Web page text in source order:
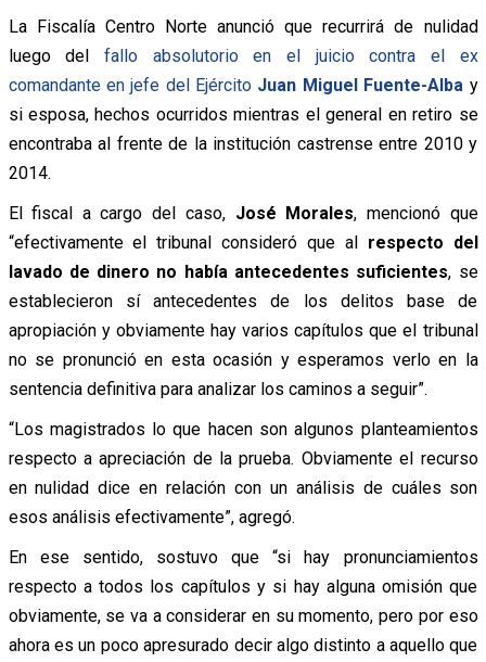
La Fiscalía Centro Norte anunció que recurrirá de nulidad
luego del fallo absolutorio en el juicio contra el ex
comandante en jefe del Ejército Juan Miguel Fuente-Alba y
si esposa, hechos ocurridos mientras el general en retiro se
encontraba al frente de la institución castrense entre 2010 y
2014.
El fiscal a cargo del caso, José Morales, mencionó que
“efectivamente el tribunal consideró que alrespecto del
lavado de dinero no había antecedentes suficientes, se
establecieron sí antecedentes de los delitos base de
apropiación y obviamente hay varios capítulos que el tribunal
no se pronunció en esta ocasión y esperamos verlo en la
sentencia definitiva para analizar los caminos a seguir”.
“Los magistrados lo que hacen son algunos planteamientos
respecto a apreciación de la prueba. Obviamente el recurso
en nulidad dice en relación con un análisis de cuáles son
esos análisis efectivamente”, agregó.
En ese sentido, sostuvo que “si hay pronunciamientos
respecto a todos los capítulos y si hay alguna omisión que
obviamente, se va a considerar en su momento, pero por eso
ahora es un poco apresurado decir algo distinto a aquello que